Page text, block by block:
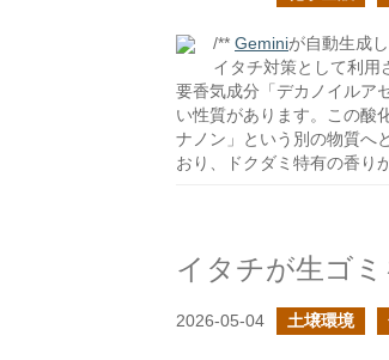
/** Geminiが自動生成
イタチ対策として利用
要香気成分「デカノイルア
い性質があります。この酸
ナノン」という別の物質へ
おり、ドクダミ特有の香り
2026-05-04 土壌環境